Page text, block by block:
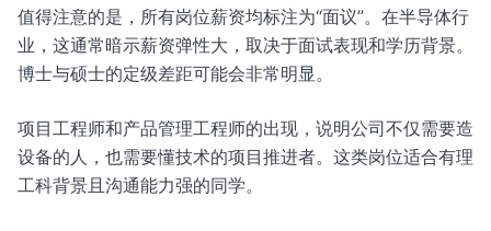
值得注意的是，所有岗位薪资均标注为“面议”。在半导体行
业，这通常暗示薪资弹性大，取决于面试表现和学历背景。
博士与硕士的定级差距可能会非常明显。
项目工程师和产品管理工程师的出现，说明公司不仅需要造
设备的人，也需要懂技术的项目推进者。这类岗位适合有理
工科背景且沟通能力强的同学。